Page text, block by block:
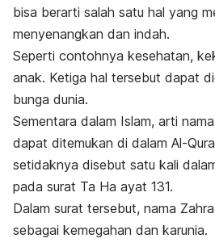
bisa berarti salah satu hal yang
menyenangkan dan indah.
Seperti contohnya kesehatan,
anak. Ketiga hal tersebut dapat
bunga dunia.
Sementara dalam Islam, arti
dapat ditemukan di dalam Al-
setidaknya disebut satu kali
pada surat Ta Ha ayat 131.
Dalam surat tersebut, nama
sebagai kemegahan dan karunia.